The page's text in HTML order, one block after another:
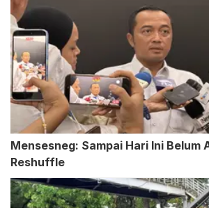
Mensesneg: Sampai Hari Ini Belum
Reshuffle